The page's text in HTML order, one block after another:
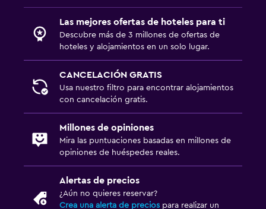
Las mejores ofertas de hoteles para ti
Descubre más de 3 millones de ofertas de
hoteles y alojamientos en un solo lugar.
CANCELACIÓN GRATIS
Usa nuestro filtro para encontrar alojamientos
con cancelación gratis.
Millones de opiniones
Mira las puntuaciones basadas en millones de
opiniones de huéspedes reales.
Alertas de precios
¿Aún no quieres reservar?
Crea una alerta de precios para realizar un